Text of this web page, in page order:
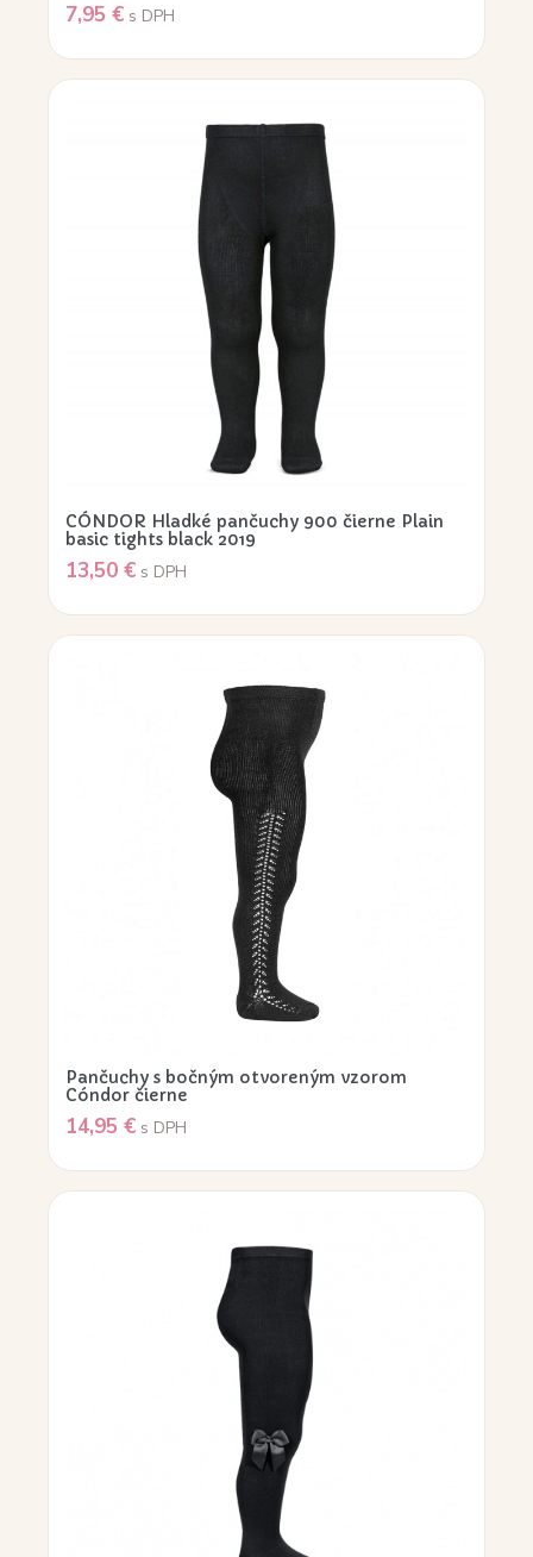
7,95 € s DPH
CÓNDOR Hladké pančuchy 900 čierne Plain
basic tights black 2019
13,50 € s DPH
Pančuchy s bočným otvoreným vzorom
Cóndor čierne
14,95 € s DPH